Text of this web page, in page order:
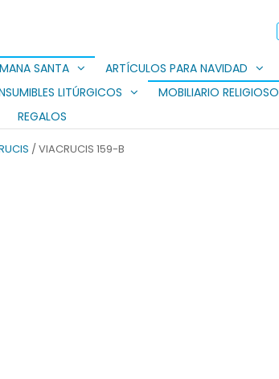
SANTA ARTÍCULOS PARA NAVIDAD
LITÚRGICOS MOBILIARIO RELIGIOSO
REGALOS
/ VIACRUCIS 159-B